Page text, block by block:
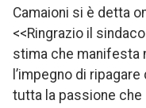
Camaioni si è detta
<<Ringrazio il
stima che manifesta
l’impegno di
tutta la passione che